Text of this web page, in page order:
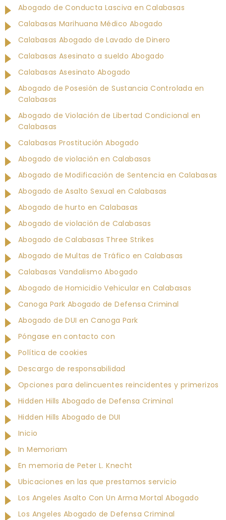
Abogado de Conducta Lasciva en Calabasas
Calabasas Marihuana Médico Abogado
Calabasas Abogado de Lavado de Dinero
Calabasas Asesinato a sueldo Abogado
Calabasas Asesinato Abogado
Abogado de Posesión de Sustancia Controlada en
Calabasas
Abogado de Violación de Libertad Condicional en
Calabasas
Calabasas Prostitución Abogado
Abogado de violación en Calabasas
Abogado de Modificación de Sentencia en Calabasas
Abogado de Asalto Sexual en Calabasas
Abogado de hurto en Calabasas
Abogado de violación de Calabasas
Abogado de Calabasas Three Strikes
Abogado de Multas de Tráfico en Calabasas
Calabasas Vandalismo Abogado
Abogado de Homicidio Vehicular en Calabasas
Canoga Park Abogado de Defensa Criminal
Abogado de DUI en Canoga Park
Póngase en contacto con
Política de cookies
Descargo de responsabilidad
Opciones para delincuentes reincidentes y primerizos
Hidden Hills Abogado de Defensa Criminal
Hidden Hills Abogado de DUI
Inicio
In Memoriam
En memoria de Peter L. Knecht
Ubicaciones en las que prestamos servicio
Los Angeles Asalto Con Un Arma Mortal Abogado
Los Angeles Abogado de Defensa Criminal